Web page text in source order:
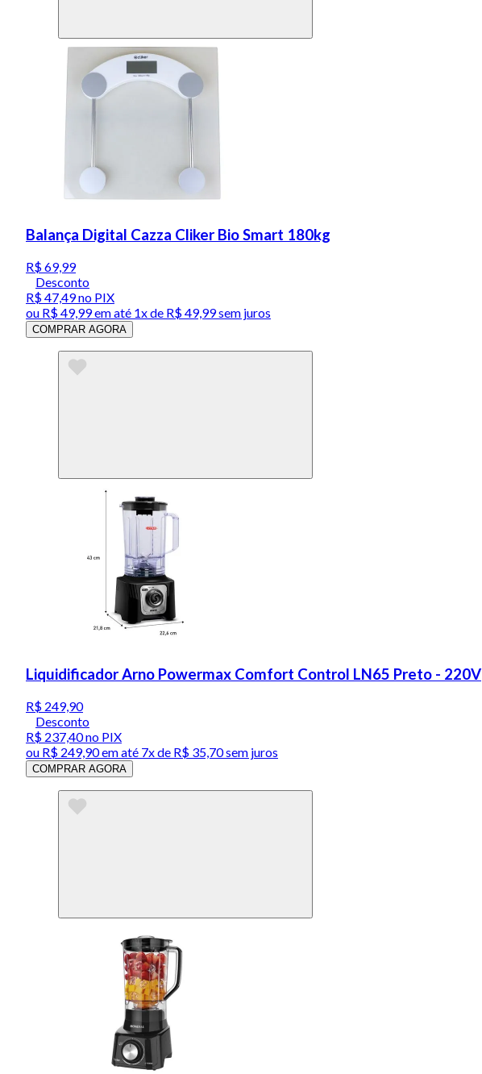
Balança Digital Cazza Cliker Bio Smart 180kg
R$ 69,99
Desconto
R$ 47,49no PIX
ou R$ 49,99em até 1x de R$ 49,99sem juros
COMPRAR AGORA
Liquidificador Arno Powermax Comfort Control LN65 Preto - 220V
R$ 249,90
Desconto
R$ 237,40no PIX
ou R$ 249,90em até 7x de R$ 35,70 sem juros
COMPRAR AGORA